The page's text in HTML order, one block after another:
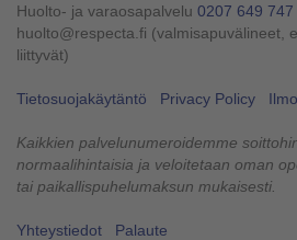
Huolto- ja varaosapalvelu 0207 649 747
huolto@respecta.fi (valmisapuvälineet,
liittyvät)
Tietosuojakäytäntö Privacy Policy
Kaikkien palvelunumeroidemme
normaalihintaisia ja veloitetaan oman
tai paikallispuhelumaksun mukaisesti.
Yhteystiedot
Palaute